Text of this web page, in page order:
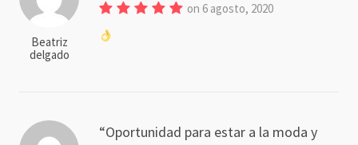
Beatriz
delgado
on 6 agosto, 2020
Oportunidad para estar a la moda y